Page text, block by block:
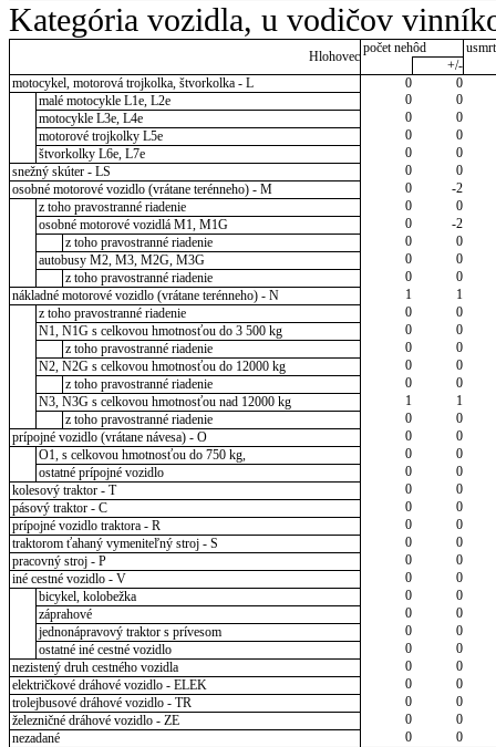
Kategória vozidla, u vodičov
Hlohovec
počet nehôd
+/-
motocykel, motorová trojkolka, štvorkolka - L
0
0
malé motocykle L1e, L2e
0
0
motocykle L3e, L4e
0
0
motorové trojkolky L5e
0
0
štvorkolky L6e, L7e
0
0
snežný skúter - LS
0
0
osobné motorové vozidlo (vrátane terénneho) - M
0
-2
z toho pravostranné riadenie
0
0
osobné motorové vozidlá M1, M1G
0
-2
z toho pravostranné riadenie
0
0
autobusy M2, M3, M2G, M3G
0
0
z toho pravostranné riadenie
0
0
nákladné motorové vozidlo (vrátane terénneho) - N
1
1
z toho pravostranné riadenie
0
0
N1, N1G s celkovou hmotnosťou do 3 500 kg
0
0
z toho pravostranné riadenie
0
0
N2, N2G s celkovou hmotnosťou do 12000 kg
0
0
z toho pravostranné riadenie
0
0
N3, N3G s celkovou hmotnosťou nad 12000 kg
1
1
z toho pravostranné riadenie
0
0
prípojné vozidlo (vrátane návesa) - O
0
0
O1, s celkovou hmotnosťou do 750 kg,
0
0
ostatné prípojné vozidlo
0
0
kolesový traktor - T
0
0
pásový traktor - C
0
0
prípojné vozidlo traktora - R
0
0
traktorom ťahaný vymeniteľný stroj - S
0
0
pracovný stroj - P
0
0
iné cestné vozidlo - V
0
0
bicykel, kolobežka
0
0
záprahové
0
0
jednonápravový traktor s prívesom
0
0
ostatné iné cestné vozidlo
0
0
nezistený druh cestného vozidla
0
0
električkové dráhové vozidlo - ELEK
0
0
trolejbusové dráhové vozidlo - TR
0
0
železničné dráhové vozidlo - ZE
0
0
nezadané
0 0